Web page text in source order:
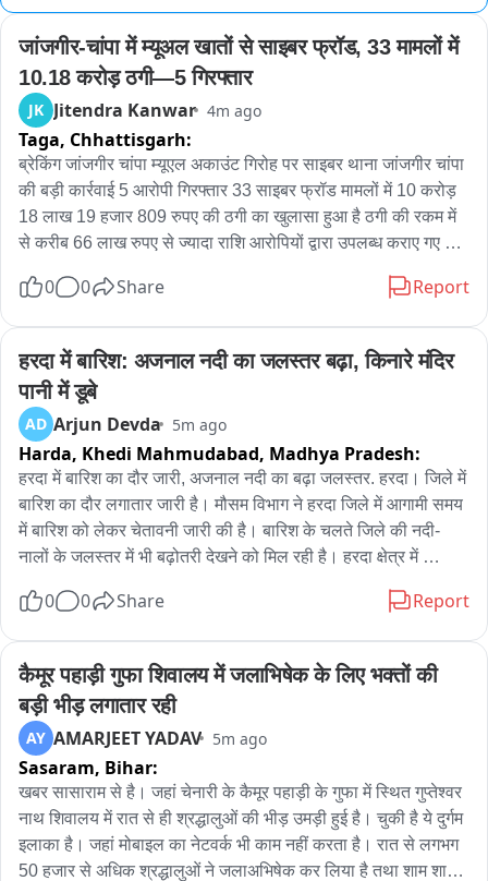
जांजगीर-चांपा में म्यूअल खातों से साइबर फ्रॉड, 33 मामलों में
10.18 करोड़ ठगी—5 गिरफ्तार
JK Jitendra Kanwar 4m ago
Taga, Chhattisgarh:
ब्रेकिंग जांजगीर चांपा म्यूएल अकाउंट गिरोह पर साइबर थाना जांजगीर चांपा
की बड़ी कार्रवाई 5 आरोपी गिरफ्तार 33 साइबर फ्रॉड मामलों में 10 करोड़
18 लाख 19 हजार 809 रुपए की ठगी का खुलासा हुआ है ठगी की रकम में
से करीब 66 लाख रुपए से ज्यादा राशि आरोपियों द्वारा उपलब्ध कराए गए
लालच में अपने बैंक खाते और सिम कार्ड साइबर ठगों को उपलब्ध कराए थे
में आरोपियों के बैंक खातों का कनेक्शन देश के 11 राज्यों में दर्ज 33 साइबर
फ्रॉड मामलों से सामने आया आंध्र प्रदेश गोवा गुजरात हिमाचल प्रदेश
कर्नाटक महाराष्ट्र राजस्थान तेलंगाना उत्तर प्रदेश पश्चिम बंगाल और
छत्तीसगढ़ में दर्ज मामलों से जुड़े मिले बैंक खाते पूछताछ में संदीप चंद्रा और
उसके साथियों द्वारा कमीशन का लालच देकर बैंक खाते खुलवाने की बात
सामने आई पुलिस मामले में आगे की जांच कर रही है और अन्य आरोपियों की
गिरफ्तारी भी संभव है 05 म्यूएल खाता धारकों को गिरफ्तार कर न्यायिक
रिमांड पर भेजा गया आरोपी जांजगीर-चांपा और कोरबा जिले के रहने वाले हैं
आरोपियों में सत्यनारायण आदित्य निवासी किकिरदा तुषार सिंह राठौर
निवासी फरसवानी और मनोज कुमार मांझी निवासी चांपा शामिल हैं जांजगीर
0 0 Share Report
हरदा में बारिश: अजनाल नदी का जलस्तर बढ़ा, किनारे मंदिर
पानी में डूबे
AD Arjun Devda 5m ago
Harda, Khedi Mahmudabad, Madhya Pradesh:
हरदा में बारिश का दौर जारी, अजनाल नदी का बढ़ा जलस्तर. हरदा। जिले में
बारिश का दौर लगातार जारी है। मौसम विभाग ने हरदा जिले में आगामी समय
में बारिश को लेकर चेतावनी जारी की है। बारिश के चलते जिले की नदी-
नालों के जलस्तर में भी बढ़ोतरी देखने को मिल रही है। हरदा क्षेत्र में
स्थित मंदिरों के आसपास पानी पहुंच गया है और छोट मंदिर पानी में डूबे नजर
विभाग की चेतावनी जारी की,
0 0 Share Report
कैमूर पहाड़ी गुफा शिवालय में जलाभिषेक के लिए भक्तों की
बड़ी भीड़ लगातार रही
AY AMARJEET YADAV 5m ago
Sasaram, Bihar:
खबर सासाराम से है। जहां चेनारी के कैमूर पहाड़ी के गुफा में स्थित गुप्तेश्वर
नाथ शिवालय में रात से ही श्रद्धालुओं की भीड़ उमड़ी हुई है। चुकी है ये दुर्गम
इलाका है। जहां मोबाइल का नेटवर्क भी काम नहीं करता है। रात से लगभग
50 हजार से अधिक श्रद्धालुओं ने जलाअभिषेक कर लिया है तथा शाम शाम